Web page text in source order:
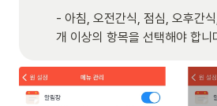
- 아침, 오전간식, 점심, 오후간
개 이상의 항목을 선택해야 합니